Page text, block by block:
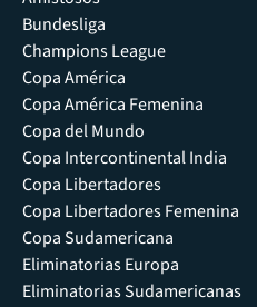
Bundesliga
Champions League
Copa América
Copa América Femenina
Copa del Mundo
Copa Intercontinental India
Copa Libertadores
Copa Libertadores Femenina
Copa Sudamericana
Eliminatorias Europa
Eliminatorias Sudamericanas